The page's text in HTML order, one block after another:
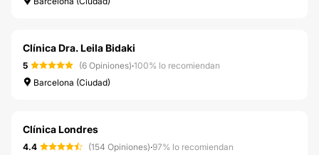
Clínica Dra. Leila Bidaki
5 (6 Opiniones)·100% lo recomiendan
Barcelona (Ciudad)
Clínica Londres
4.4 (154 Opiniones)·97% lo recomiendan